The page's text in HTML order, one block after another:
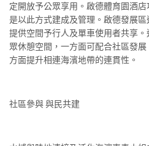
定開放予公眾享用。啟德體育園酒
是以此方式建成及管理。啟德發展區
提供空間予行人及單車使用者共享
眾休憩空間，一方面可配合社區發
方面提升相連海濱地帶的連貫性。
社區參與 與民共建